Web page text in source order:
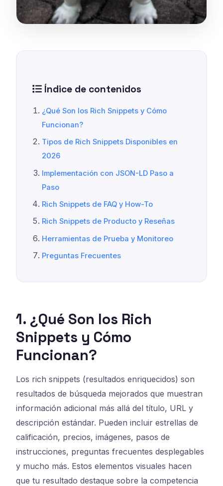
Índice de contenidos
¿Qué Son los Rich Snippets y Cómo
Funcionan?
Tipos de Rich Snippets Disponibles en
2026
Implementación con JSON-LD Paso a
Paso
Rich Snippets de FAQ y How-To
Rich Snippets de Producto y Reseñas
Herramientas de Prueba y Monitoreo
Preguntas Frecuentes
1. ¿Qué Son los Rich
Snippets y Cómo
Funcionan?
Los rich snippets (resultados enriquecidos) son
resultados de búsqueda mejorados que muestran
información adicional más allá del título, URL y
descripción estándar. Pueden incluir estrellas de
calificación, precios, imágenes, pasos de
instrucciones, preguntas frecuentes desplegables
y mucho más. Estos elementos visuales hacen
que tu resultado destaque sobre la competencia